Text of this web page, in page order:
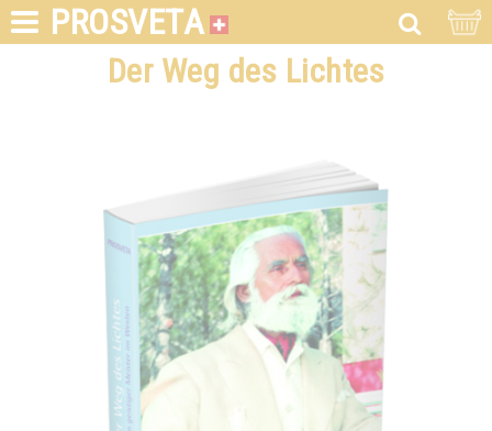
PROSVETA
Der Weg des Lichtes